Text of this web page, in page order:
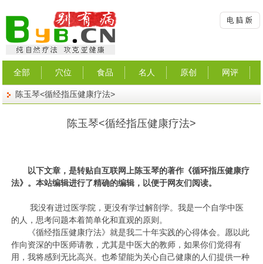
全部 穴位 食品 名人 原创 网评
陈玉琴<循经指压健康疗法>
陈玉琴<循经指压健康疗法>
以下文章，是转贴自互联网上陈玉琴的著作《循环指压健康疗
法》。本站编辑进行了精确的编辑，以便于网友们阅读。
我没有进过医学院，更没有学过解剖学。我是一个自学中医
的人，思考问题本着简单化和直观的原则。
《循经指压健康疗法》就是我二十年实践的心得体会。愿以此
作向资深的中医师请教，尤其是中医大的教师，如果你们觉得有
用，我将感到无比高兴。也希望能为关心自己健康的人们提供一种